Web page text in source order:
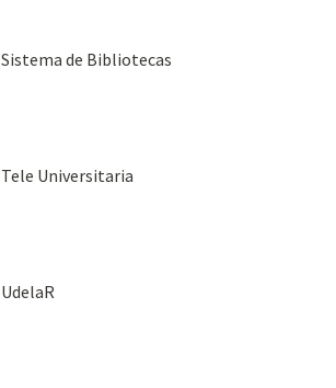
Sistema de Bibliotecas
Tele Universitaria
UdelaR